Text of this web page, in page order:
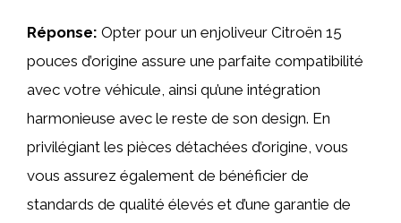
Réponse: Opter pour un enjoliveur Citroën 15
pouces d’origine assure une parfaite compatibilité
avec votre véhicule, ainsi qu’une intégration
harmonieuse avec le reste de son design. En
privilégiant les pièces détachées d’origine, vous
vous assurez également de bénéficier de
standards de qualité élevés et d’une garantie de